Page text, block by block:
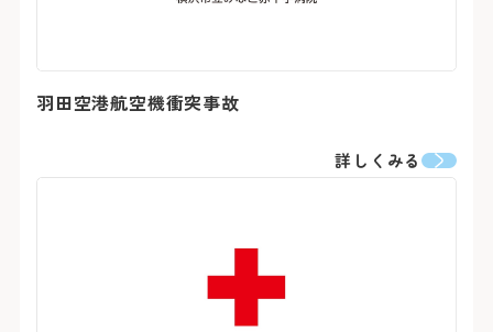
羽田空港航空機衝突事故
詳しくみる